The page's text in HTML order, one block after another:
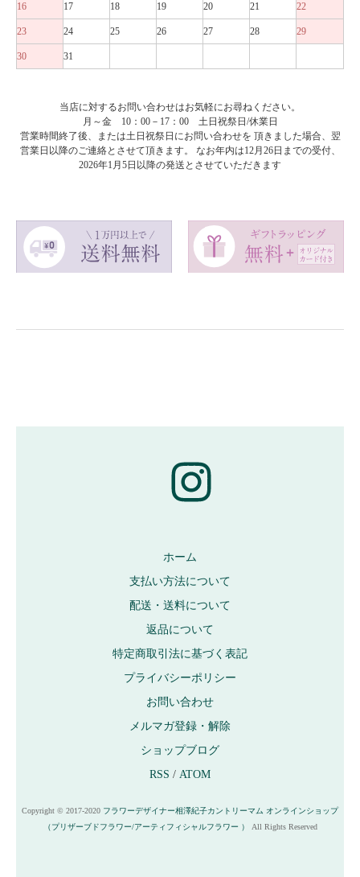
16 17 18 19 20 21 22
23 24 25 26 27 28 29
30 31
当店に対するお問い合わせはお気軽にお尋ねください。
月～金 10：00－17：00 土日祝祭日/休業日
営業時間終了後、または土日祝祭日にお問い合わせを 頂きました場合、翌
営業日以降のご連絡とさせて頂きます。 なお年内は12月26日までの受付、
2026年1月5日以降の発送とさせていただきます
ホーム
支払い方法について
配送・送料について
返品について
特定商取引法に基づく表記
プライバシーポリシー
お問い合わせ
メルマガ登録・解除
ショップブログ
RSS / ATOM
Copyright © 2017-2020 フラワーデザイナー相澤紀子カントリーマム オンラインショップ
（プリザーブドフラワー/アーティフィシャルフラワー ）
All Rights Reserved